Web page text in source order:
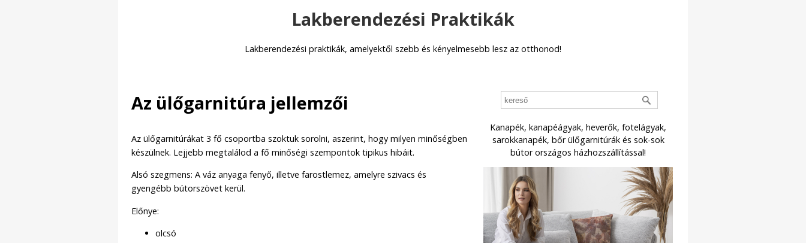
Lakberendezési Praktikák
Lakberendezési praktikák, amelyektől szebb és kényelmesebb lesz az otthonod!
Az ülőgarnitúra jellemzői
Az ülőgarnitúrákat 3 fő csoportba szoktuk sorolni, aszerint, hogy milyen minőségben
készülnek. Lejjebb megtalálod a fő minőségi szempontok tipikus hibáit.
Alsó szegmens: A váz anyaga fenyő, illetve farostlemez, amelyre szivacs és
gyengébb bútorszövet kerül.
Előnye:
olcsó
Kanapék, kanapéágyak, heverők, fotelágyak,
sarokkanapék, bőr ülőgarnitúrák és sok-sok
bútor országos házhozszállítással!